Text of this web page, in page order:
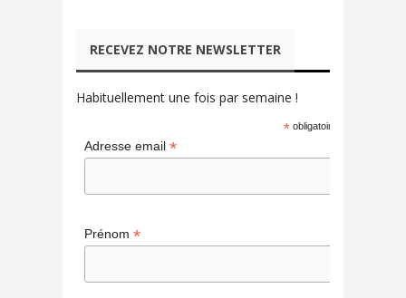
RECEVEZ NOTRE NEWSLETTER
Habituellement une fois par semaine !
* obligatoire
Adresse email *
Prénom *